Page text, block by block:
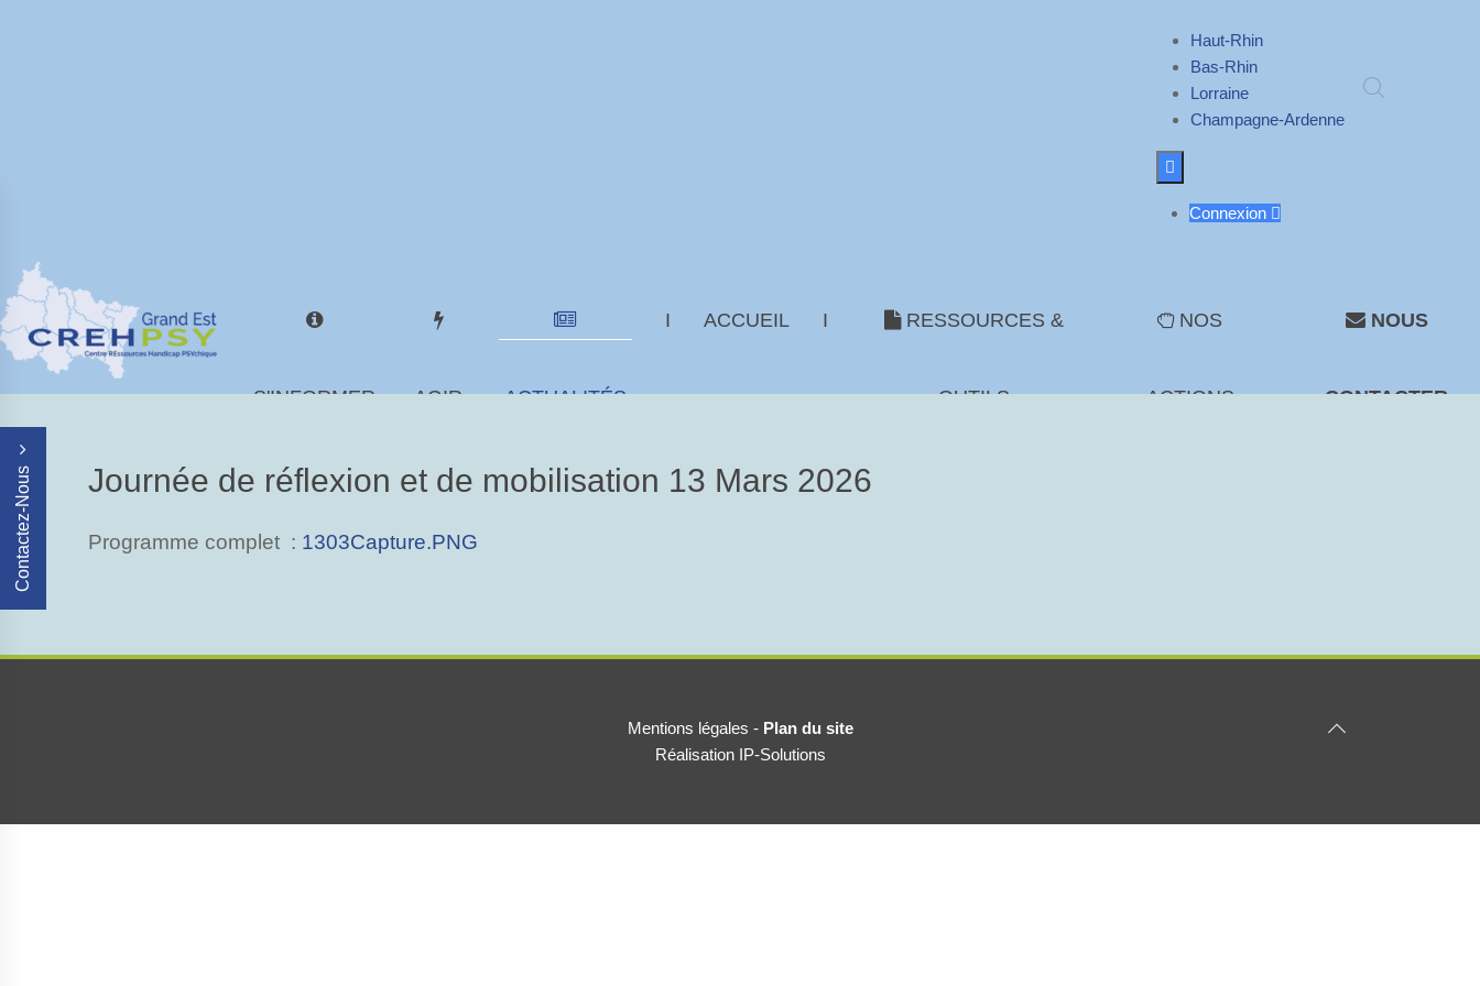
Haut-Rhin
Bas-Rhin
Lorraine
Champagne-Ardenne

Connexion 
S'INFORMER AGIR ACTUALITÉS
I ACCUEIL I RESSOURCES &
OUTILS
NOS
ACTIONS
NOUS
CONTACTER
Contactez-Nous Journée de réflexion et de mobilisation 13 Mars 2026
Programme complet : 1303Capture.PNG
Mentions légales - Plan du site
Réalisation IP-Solutions